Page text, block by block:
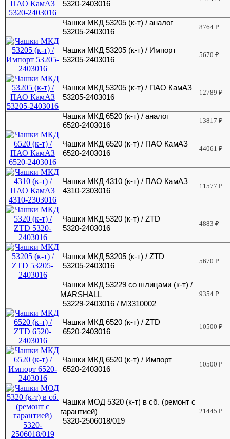
5320-2403016
Чашки МКД 53205 (к-т) / аналог
53205-2403016
8764₽
Чашки МКД 53205 (к-т) / Импорт
53205-2403016
5670₽
Чашки МКД 53205 (к-т) / ПАО КамАЗ
53205-2403016
12789₽
Чашки МКД 6520 (к-т) / аналог
6520-2403016
13817₽
Чашки МКД 6520 (к-т) / ПАО КамАЗ
6520-2403016
44061₽
Чашки МКД 4310 (к-т) / ПАО КамАЗ
4310-2303016
11577₽
Чашки МКД 5320 (к-т) / ZTD
5320-2403016
4883₽
Чашки МКД 53205 (к-т) / ZTD
53205-2403016
5670₽
Чашки МКД 53229 со шлицами (к-т) /
MARSHALL
53229-2403016 / M3310002
9354₽
Чашки МКД 6520 (к-т) / ZTD
6520-2403016
10500₽
Чашки МКД 6520 (к-т) / Импорт
6520-2403016
10500₽
Чашки МОД 5320 (к-т) в сб. (ремонт с
гарантией)
5320-2506018/019
21445₽